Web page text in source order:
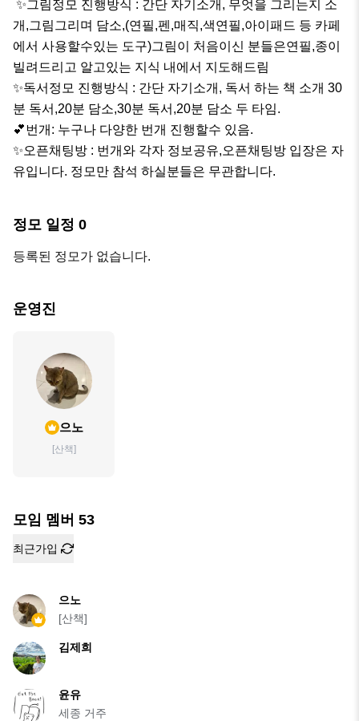
개,그림그리며 담소,(연필,펜,매직,색연필,아이패드 등 카페
에서 사용할수있는 도구)그림이 처음이신 분들은연필,종이
빌려드리고 알고있는 지식 내에서 지도해드림
✨독서정모 진행방식 : 간단 자기소개, 독서 하는 책 소개 30
분 독서,20분 담소,30분 독서,20분 담소 두 타임.
💕​번개: 누구나 다양한 번개 진행할수 있음.
✨오픈채팅방 : 번개와 각자 정보공유,오픈채팅방 입장은 자
유입니다. 정모만 참석 하실분들은 무관합니다.
정모 일정 0
등록된 정모가 없습니다.
운영진
으노
[산책]
모임 멤버 53
최근가입
으노
[산책]
김제희
윤유
세종 거주